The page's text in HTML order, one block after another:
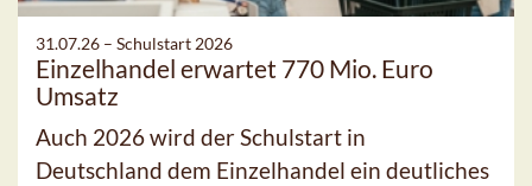
31.07.26 – Schulstart 2026
Einzelhandel erwartet 770 Mio. Euro
Umsatz
Auch 2026 wird der Schulstart in
Deutschland dem Einzelhandel ein deutliches